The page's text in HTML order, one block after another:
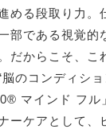
める段取り力。
部である視覚的
だからこそ、こ
のコンディシ
マインド フル
ーケアとして、